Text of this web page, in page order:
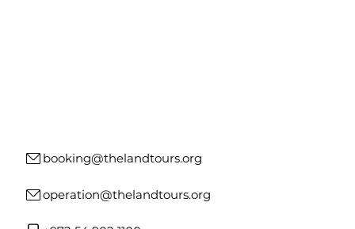
booking@thelandtours.org
operation@thelandtours.org